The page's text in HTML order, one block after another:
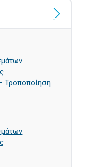
Τροποποίηση